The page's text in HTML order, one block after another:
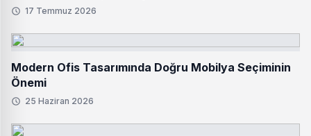
17 Temmuz 2026
Modern Ofis Tasarımında Doğru Mobilya Seçiminin
Önemi
25 Haziran 2026